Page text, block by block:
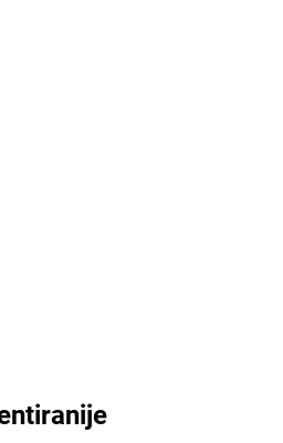
BOSNA I HERCEGOVINA